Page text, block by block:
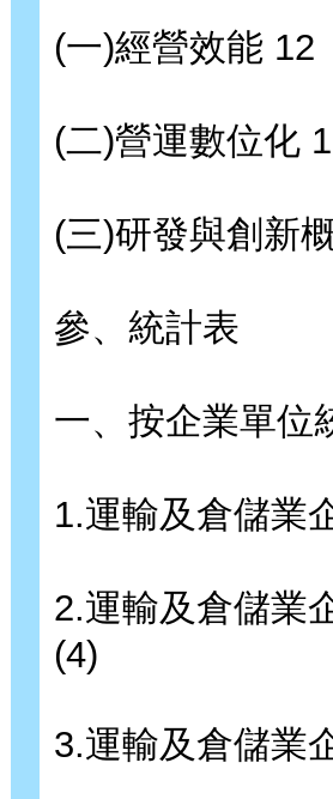
(一)經營效能 12
(二)營運數位化
(三)研發與創新
參、統計表
一、按企業單位
1.運輸及倉儲業
2.運輸及倉儲業
(4)
3.運輸及倉儲業